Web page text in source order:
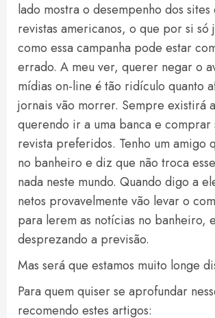
lado mostra o desempenho dos
revistas americanos, o que por si só
como essa campanha pode estar
errado. A meu ver, querer negar o
mídias on-line é tão ridículo quanto
jornais vão morrer. Sempre existirá
querendo ir a uma banca e comprar
revista preferidos. Tenho um amigo
no banheiro e diz que não troca
nada neste mundo. Quando digo a
netos provavelmente vão levar o
para lerem as notícias no banheiro,
desprezando a previsão.
Mas será que estamos muito longe
Para quem quiser se aprofundar
recomendo estes artigos: